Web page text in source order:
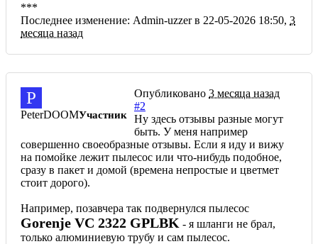
***
Последнее изменение: Admin-uzzer в 22-05-2026 18:50, 3
месяца назад
P
PeterDOOMУчастник
Опубликовано 3 месяца назад
#2
Ну здесь отзывы разные могут
быть. У меня например
совершенно своеобразные отзывы. Если я иду и вижу
на помойке лежит пылесос или что-нибудь подобное,
сразу в пакет и домой (времена непростые и цветмет
стоит дорого).
Например, позавчера так подвернулся пылесос
Gorenje VC 2322 GPLBK - я шланги не брал,
только алюминиевую трубу и сам пылесос.